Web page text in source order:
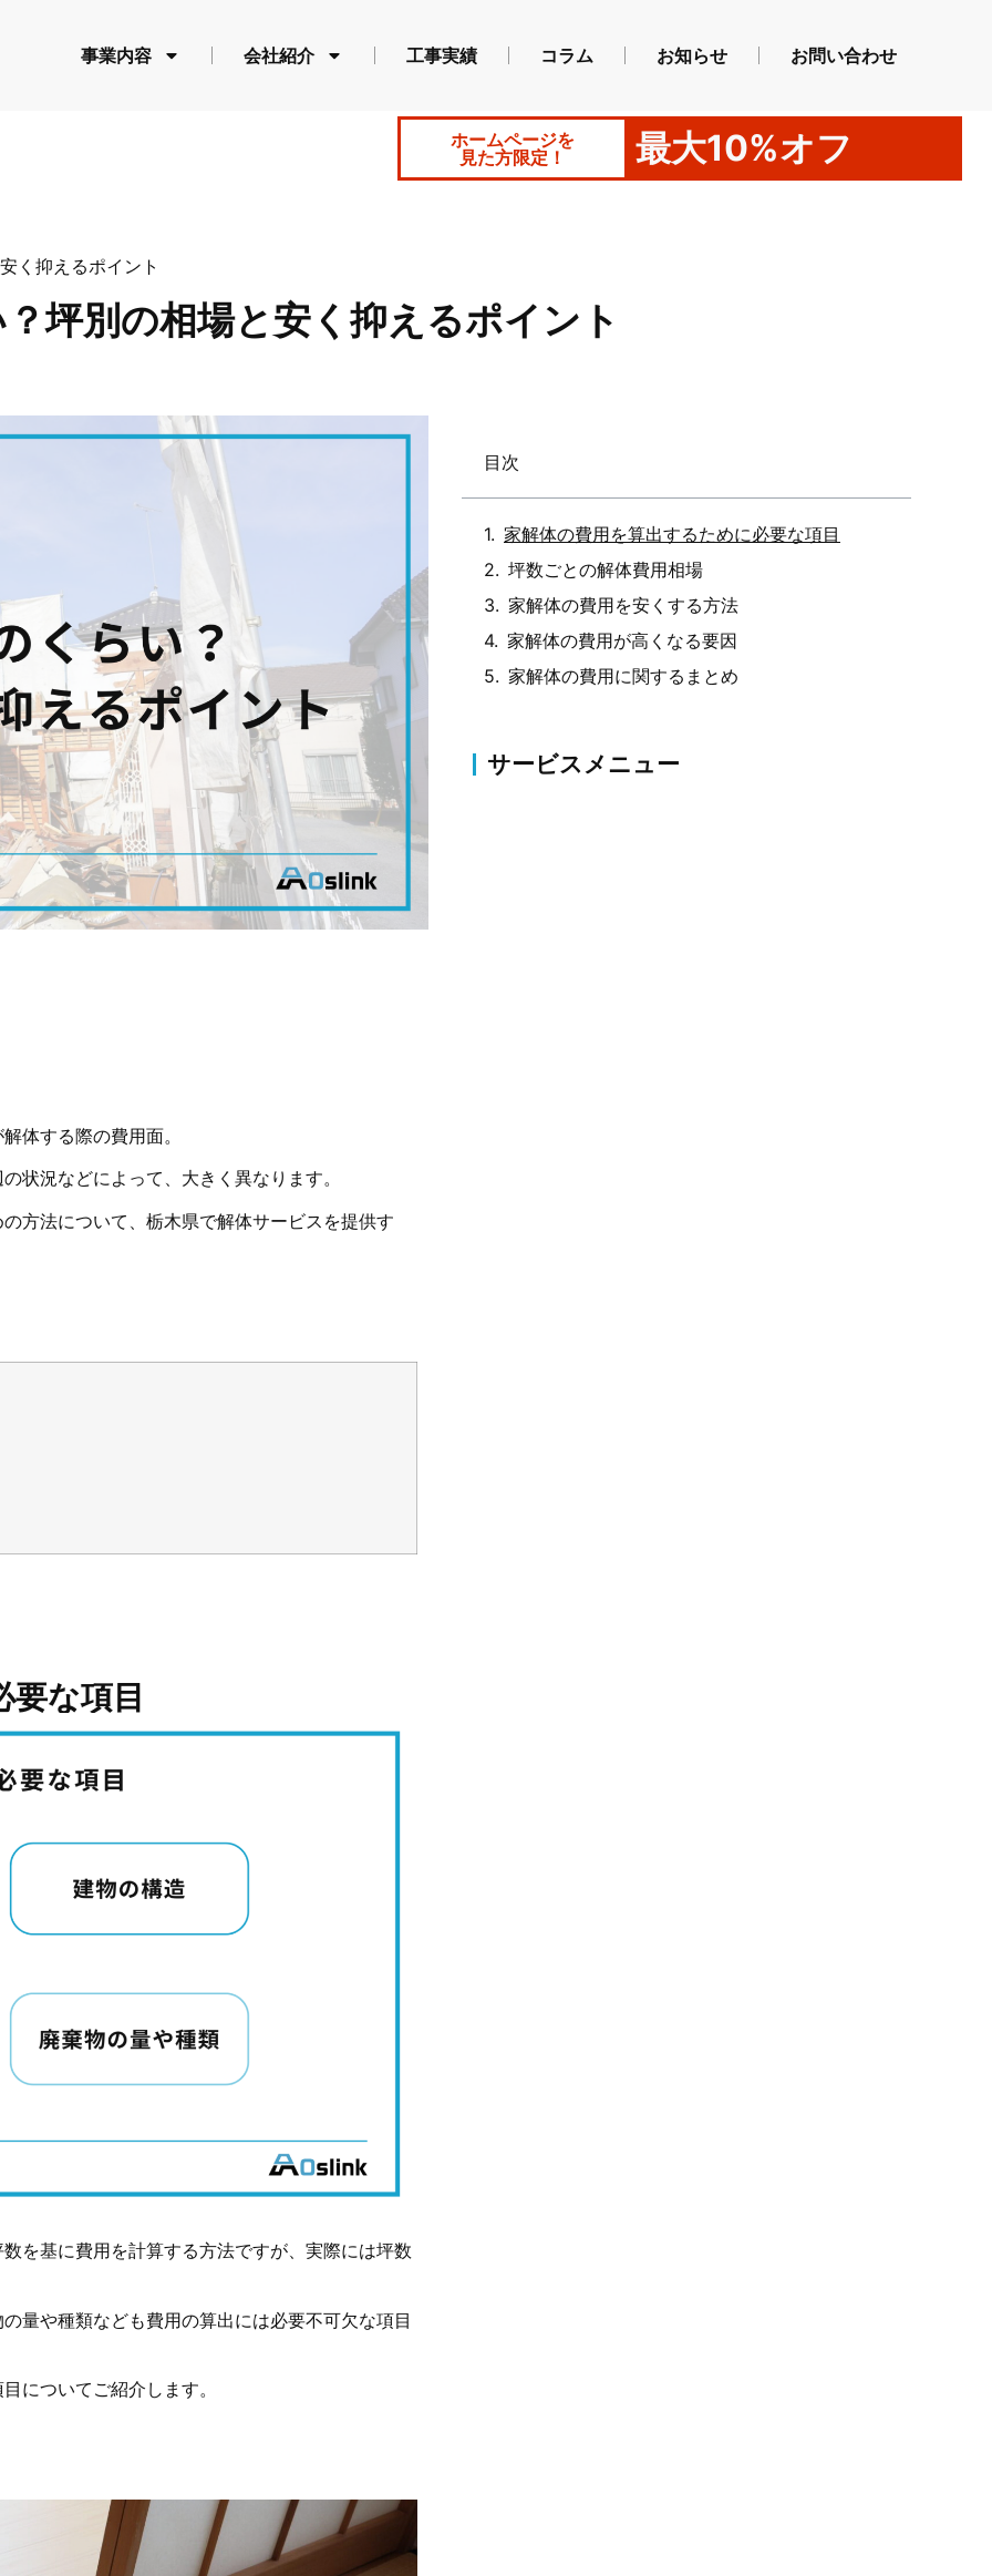
事業内容 会社紹介 工事実績 コラム お知らせ お問い合わせ
ホームページを
見た方限定！
最大10%オフ
く抑えるポイント
坪別の相場と安く抑えるポイント
体する際の費用面。
状況などによって、大きく異なります。
方法について、栃木県で解体サービスを提供す
な項目
を基に費用を計算する方法ですが、実際には坪数
量や種類なども費用の算出には必要不可欠な項目
についてご紹介します。
目次
家解体の費用を算出するために必要な項目
坪数ごとの解体費用相場
家解体の費用を安くする方法
家解体の費用が高くなる要因
家解体の費用に関するまとめ
サービスメニュー